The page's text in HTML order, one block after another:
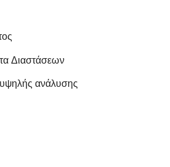
Διαστάσεων
ανάλυσης